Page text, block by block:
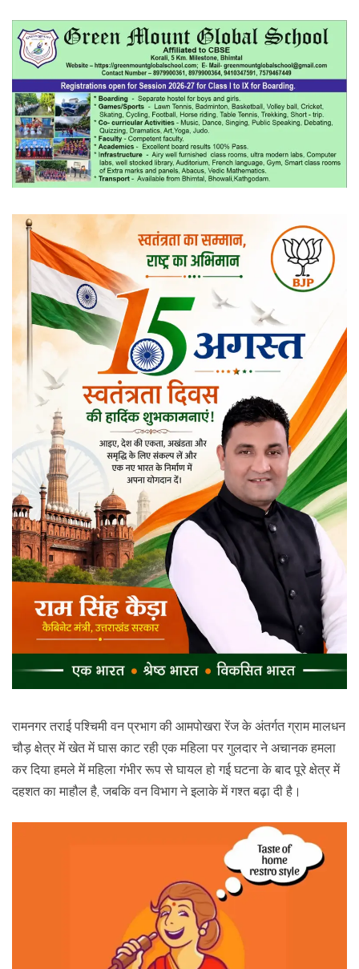
रामनगर तराई पश्चिमी वन प्रभाग की आमपोखरा रेंज के अंतर्गत ग्राम मालधन
चौड़ क्षेत्र में खेत में घास काट रही एक महिला पर गुलदार ने अचानक हमला
कर दिया हमले में महिला गंभीर रूप से घायल हो गई घटना के बाद पूरे क्षेत्र में
दहशत का माहौल है, जबकि वन विभाग ने इलाके में गश्त बढ़ा दी है।